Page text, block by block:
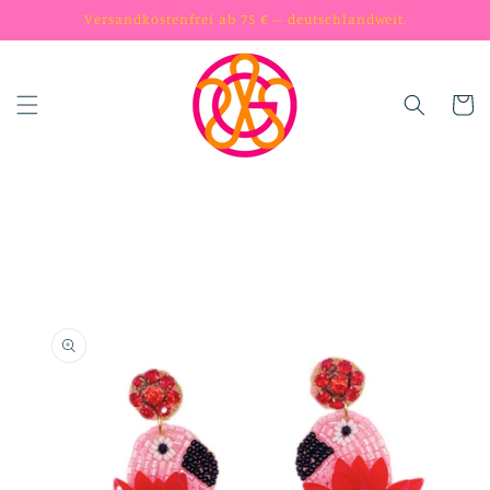
Skip toVersandkostenfrei ab 75 € – deutschlandweit.
Cart